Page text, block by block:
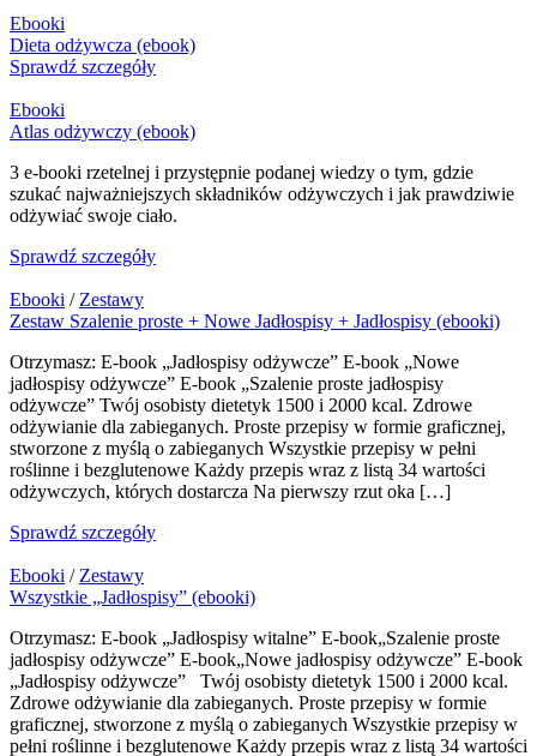
Ebooki
Dieta odżywcza (ebook)
Sprawdź szczegóły
Ebooki
Atlas odżywczy (ebook)
3 e-booki rzetelnej i przystępnie podanej wiedzy o tym, gdzie
szukać najważniejszych składników odżywczych i jak prawdziwie
odżywiać swoje ciało.
Sprawdź szczegóły
Ebooki / Zestawy
Zestaw Szalenie proste + Nowe Jadłospisy + Jadłospisy (ebooki)
Otrzymasz: E-book „Jadłospisy odżywcze” E-book „Nowe
jadłospisy odżywcze” E-book „Szalenie proste jadłospisy
odżywcze” Twój osobisty dietetyk 1500 i 2000 kcal. Zdrowe
odżywianie dla zabieganych. Proste przepisy w formie graficznej,
stworzone z myślą o zabieganych Wszystkie przepisy w pełni
roślinne i bezglutenowe Każdy przepis wraz z listą 34 wartości
odżywczych, których dostarcza Na pierwszy rzut oka […]
Sprawdź szczegóły
Ebooki / Zestawy
Wszystkie „Jadłospisy” (ebooki)
Otrzymasz: E-book „Jadłospisy witalne” E-book„Szalenie proste
jadłospisy odżywcze” E-book„Nowe jadłospisy odżywcze” E-book
„Jadłospisy odżywcze” Twój osobisty dietetyk 1500 i 2000 kcal.
Zdrowe odżywianie dla zabieganych. Proste przepisy w formie
graficznej, stworzone z myślą o zabieganych Wszystkie przepisy w
pełni roślinne i bezglutenowe Każdy przepis wraz z listą 34 wartości